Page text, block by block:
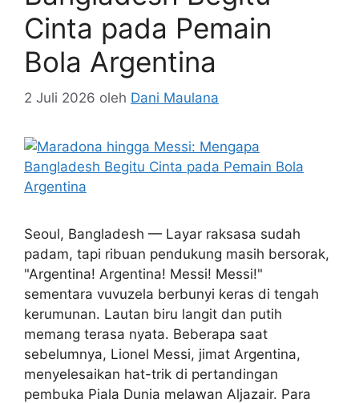
Cinta pada Pemain
Bola Argentina
2 Juli 2026 oleh Dani Maulana
Seoul, Bangladesh — Layar raksasa sudah
padam, tapi ribuan pendukung masih bersorak,
"Argentina! Argentina! Messi! Messi!"
sementara vuvuzela berbunyi keras di tengah
kerumunan. Lautan biru langit dan putih
memang terasa nyata. Beberapa saat
sebelumnya, Lionel Messi, jimat Argentina,
menyelesaikan hat-trik di pertandingan
pembuka Piala Dunia melawan Aljazair. Para